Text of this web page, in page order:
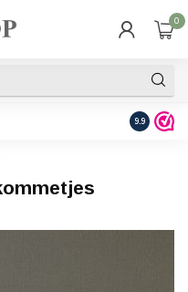
0
Snelle
9.9